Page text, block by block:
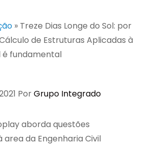
» Treze Dias Longe do Sol: por
de Estruturas Aplicadas à
é fundamental
PorGrupo Integrado
aborda questões
area da Engenharia Civil